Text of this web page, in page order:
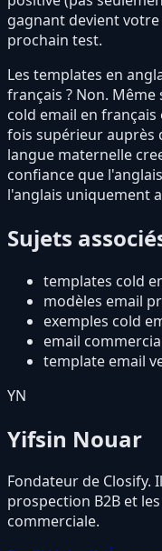
gagnant devient
prochain test.
Les templates en
français ? Non.
cold email en
fois supérieur auprès
langue maternelle
confiance que
l'anglais uniquement
Sujets
templates cold
modèles email
exemples cold
email
template email
YN
Yifsin Nouar
Fondateur de Closify.
prospection B2B et
commerciale.